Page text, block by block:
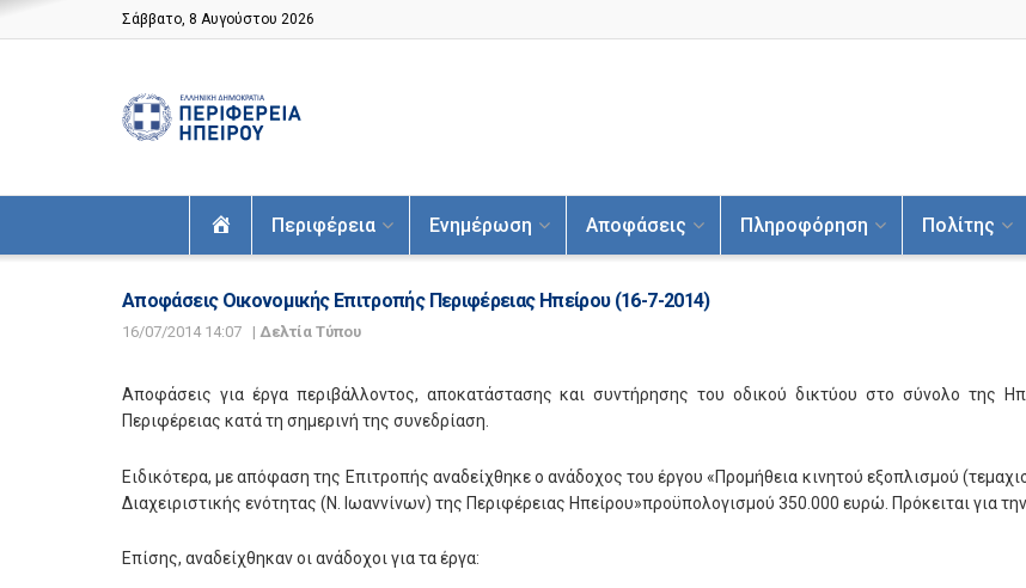
Σάββατο, 8 Αυγούστου 2026
ΑρχικήΠεριφέρεια Ενημέρωση Αποφάσεις Πληροφόρηση Πολίτης
Αποφάσεις Οικονομικής Επιτροπής Περιφέρειας Ηπείρου (16-7-2014)
16/07/2014 14:07 | Δελτία Τύπου
Αποφάσεις για έργα περιβάλλοντος, αποκατάστασης και συντήρησης του οδικού δικτύου στο σύνολο της
Περιφέρειας κατά τη σημερινή της συνεδρίαση.
Ειδικότερα, με απόφαση της Επιτροπής αναδείχθηκε ο ανάδοχος του έργου «Προμήθεια κινητού εξοπλισμού
Διαχειριστικής ενότητας (Ν. Ιωαννίνων) της Περιφέρειας Ηπείρου»προϋπολογισμού 350.000 ευρώ. Πρόκειται για την
Επίσης, αναδείχθηκαν οι ανάδοχοι για τα έργα: